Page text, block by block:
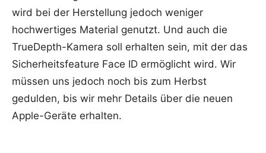
wird bei der Herstellung jedoch weniger
hochwertiges Material genutzt. Und auch die
TrueDepth-Kamera soll erhalten sein, mit der das
Sicherheitsfeature Face ID ermöglicht wird. Wir
müssen uns jedoch noch bis zum Herbst
gedulden, bis wir mehr Details über die neuen
Apple-Geräte erhalten.